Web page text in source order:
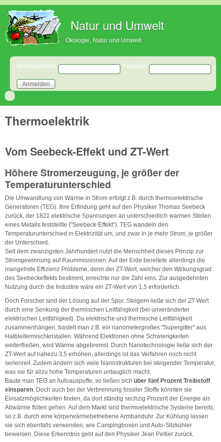
Natur und Umwelt
Ökologie, Natur und Umwelt
Benutzeranmeldung
Benutzername Passwort
Thermoelektrik
Vom Seebeck-Effekt und ZT-Wert
Höhere Stromerzeugung, je größer der
Temperaturunterschied
Die Umwandlung von Wärme in Strom erfolgt z.B. durch thermoelektrische
Generatoren (TEG). Ihre Erfindung geht auf den Physiker Thomas Seebeck
zurück, der 1821 elektrische Spannungen an unterschiedlich warmen Stellen
eines Metalls feststellte ("Seebeck-Effekt"). TEG wandeln den
Temperaturunterschied in Elektrizität um, und zwar in je mehr Strom, je größer
der Unterschied.
Seit dem zwanzigsten Jahrhundert nutzt die Menschheit dieses Prinzip zur
Stromgewinnung auf Raummissionen. Auf der Erde bereitete allerdings die
mangelnde Effizienz Probleme, denn der ZT-Wert, welcher den Wirkungsgrad
des Seebeckeffekts bestimmt, erreichte nur die Zahl eins. Zur ausgedehnten
Nutzung durch die Industrie wäre ein ZT-Wert von 1,5 erforderlich.
Doch Forscher sind der Lösung auf der Spur. Steigern ließe sich der ZT-Wert
durch eine Senkung der thermischen Leitfähigkeit (bei unveränderter
elektrischen Leitfähigkeit). Da elektrische und thermische Leitfähigkeit
zusammenhängen, bastelt man z.B. ein nanometergroßes "Supergitter" aus
Halbleitermischkristallen. Während Elektronen ohne Schwierigkeiten
weiterfließen, wird Wärme abgebremst. Durch Nanotechnologie ließe sich der
ZT-Wert auf nahezu 3,5 erhöhen, allerdings ist das Verfahren noch nicht
serienreif. Zudem ändern sich viele Nanostrukturen bei steigender Temperatur,
was sie für allzu hohe Temperaturen untauglich macht.
Baute man TEG an Autoauspuffe, so ließen sich über fünf Prozent Treibstoff
einsparen. Doch auch bei der Verbrennung fossiler Stoffe könnten sie
Einsatzmöglichkeiten finden, da dort ständig sechzig Prozent der Energie als
Abwärme flöten gehen. Auf dem Markt sind thermoelektrische Systeme bereits,
so z.B. durch eine körperwärmebetriebene Armbanduhr. Zur Kühlung lassen
sie sich ebenfalls verwenden, wie Campingboxen und Auto-Sitzkühler
beweisen. Diese Erkenntnis geht auf den Physiker Jean Peltier zurück.